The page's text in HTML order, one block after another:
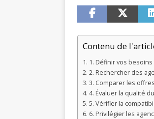
Contenu de
1. Définir vos
2. Rechercher des
3. Comparer les
4. Évaluer la qualité
5. Vérifier la
6. Privilégier les